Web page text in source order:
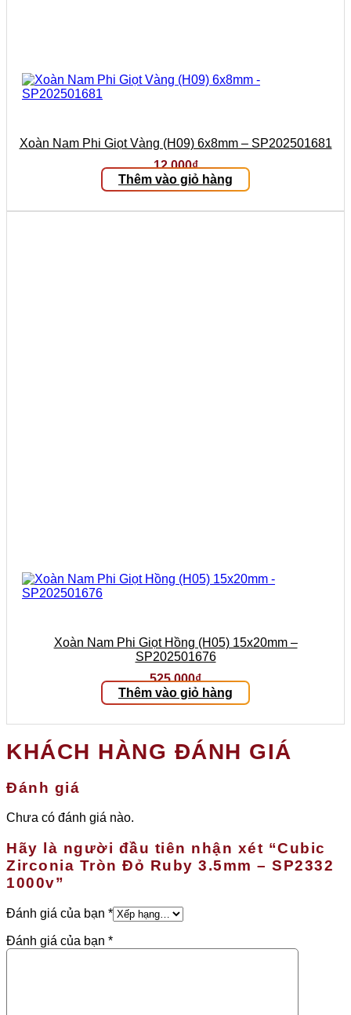
Xoàn Nam Phi Giọt Vàng (H09) 6x8mm – SP202501681
12.000₫
Thêm vào giỏ hàng
Xoàn Nam Phi Giọt Hồng (H05) 15x20mm –
SP202501676
525.000₫
Thêm vào giỏ hàng
KHÁCH HÀNG ĐÁNH GIÁ
Đánh giá
Chưa có đánh giá nào.
Hãy là người đầu tiên nhận xét “Cubic
Zirconia Tròn Đỏ Ruby 3.5mm – SP2332
1000v”
Đánh giá của bạn *
Đánh giá của bạn *